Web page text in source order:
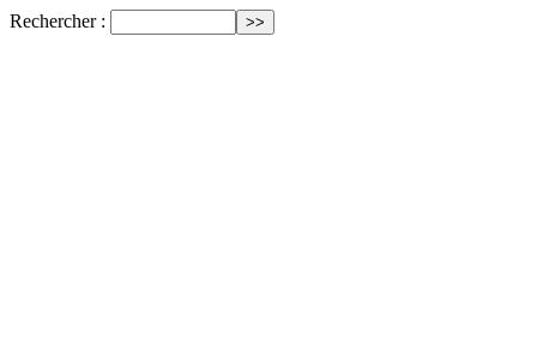
Rechercher :